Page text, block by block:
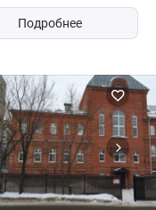
Подробнее